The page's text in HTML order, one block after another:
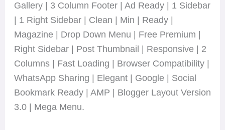
Gallery | 3 Column Footer | Ad Ready | 1 Sidebar
| 1 Right Sidebar | Clean | Min | Ready |
Magazine | Drop Down Menu | Free Premium |
Right Sidebar | Post Thumbnail | Responsive | 2
Columns | Fast Loading | Browser Compatibility |
WhatsApp Sharing | Elegant | Google | Social
Bookmark Ready | AMP | Blogger Layout Version
3.0 | Mega Menu.